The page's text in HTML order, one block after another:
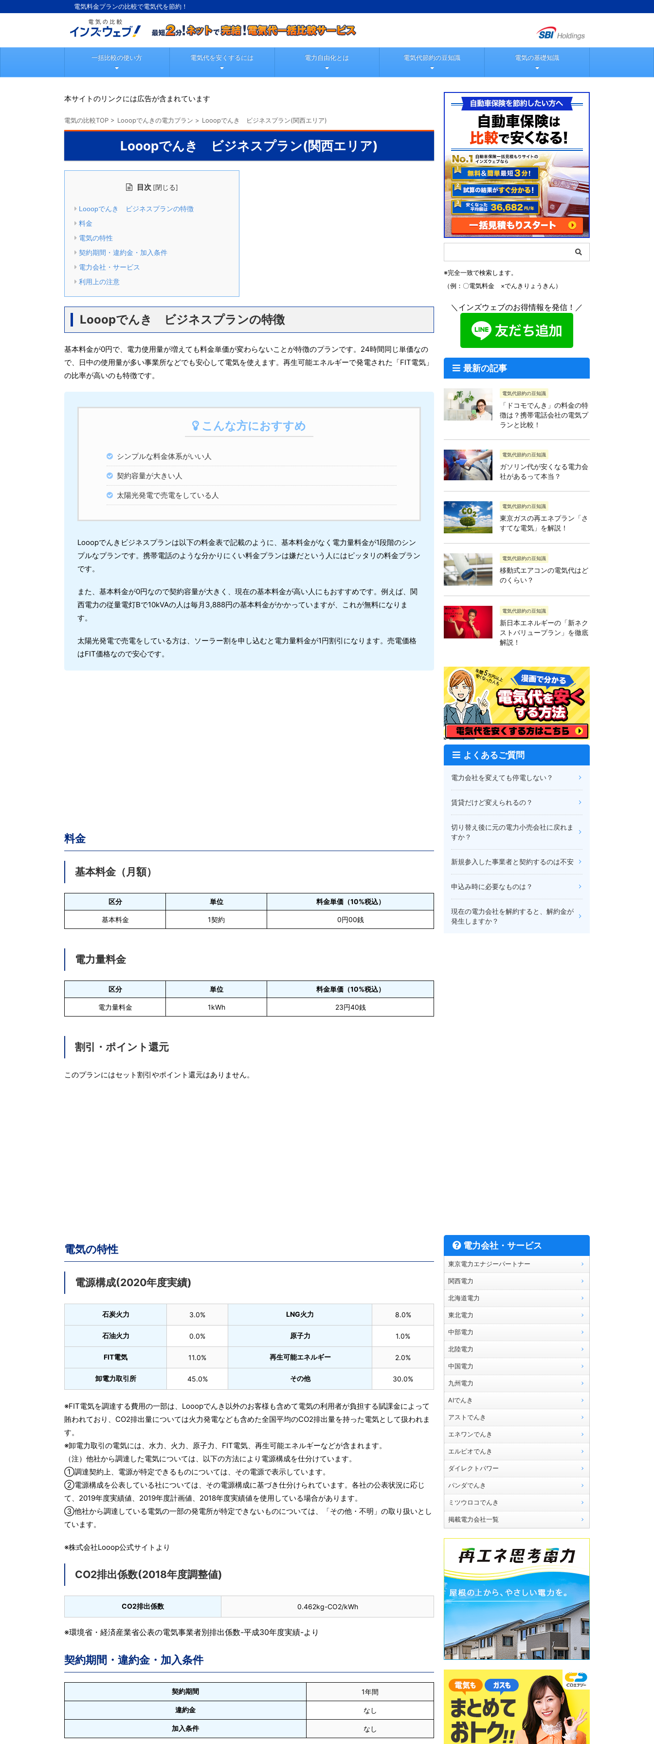
電気料金プランの比較で電気代を節約！
一括比較の使い方 電気代を安くするには 電力自由化とは 電気代節約の豆知識 電気の基礎知識
本サイトのリンクには広告が含まれています
電気の比較TOP > Looopでんきの電力プラン > Looopでんき ビジネスプラン(関西エリア)
Looopでんき ビジネスプラン(関西エリア)
目次 [閉じる]
Looopでんき ビジネスプランの特徴
料金
電気の特性
契約期間・違約金・加入条件
電力会社・サービス
利用上の注意
Looopでんき ビジネスプランの特徴
基本料金が0円で、電力使用量が増えても料金単価が変わらないことが特徴のプランです。24時間同じ単価なの
で、日中の使用量が多い事業所などでも安心して電気を使えます。再生可能エネルギーで発電された「FIT電気」
の比率が高いのも特徴です。
こんな方におすすめ
シンプルな料金体系がいい人
契約容量が大きい人
太陽光発電で売電をしている人
Looopでんきビジネスプランは以下の料金表で記載のように、基本料金がなく電力量料金が1段階のシン
プルなプランです。携帯電話のような分かりにくい料金プランは嫌だという人にはピッタリの料金プラン
です。
また、基本料金が0円なので契約容量が大きく、現在の基本料金が高い人にもおすすめです。例えば、関
西電力の従量電灯Bで10kVAの人は毎月3,888円の基本料金がかかっていますが、これが無料になりま
す。
太陽光発電で売電をしている方は、ソーラー割を申し込むと電力量料金が1円割引になります。売電価格
はFIT価格なので安心です。
料金
基本料金（月額）
区分 単位 料金単価（10%税込）
基本料金 1契約 0円00銭
電力量料金
区分 単位 料金単価（10%税込）
電力量料金 1kWh 23円40銭
割引・ポイント還元
このプランにはセット割引やポイント還元はありません。
電気の特性
電源構成(2020年度実績)
石炭火力 3.0% LNG火力 8.0%
石油火力 0.0% 原子力 1.0%
FIT電気 11.0% 再生可能エネルギー 2.0%
卸電力取引所 45.0% その他 30.0%
※FIT電気を調達する費用の一部は、Looopでんき以外のお客様も含めて電気の利用者が負担する賦課金によって
賄われており、CO2排出量については火力発電なども含めた全国平均のCO2排出量を持った電気として扱われま
す。
※卸電力取引の電気には、水力、火力、原子力、FIT電気、再生可能エネルギーなどが含まれます。
（注）他社から調達した電気については、以下の方法により電源構成を仕分けています。
①調達契約上、電源が特定できるものについては、その電源で表示しています。
②電源構成を公表している社については、その電源構成に基づき仕分けられています。各社の公表状況に応じ
て、2019年度実績値、2019年度計画値、2018年度実績値を使用している場合があります。
③他社から調達している電気の一部の発電所が特定できないものについては、「その他・不明」の取り扱いとし
ています。
※株式会社Looop公式サイトより
CO2排出係数(2018年度調整値)
CO2排出係数 0.462kg-CO2/kWh
※環境省・経済産業省公表の電気事業者別排出係数-平成30年度実績-より
契約期間・違約金・加入条件
契約期間 1年間
違約金 なし
加入条件 なし
※完全一致で検索します。
（例：〇電気料金 ×でんきりょうきん）
＼インズウェブのお得情報を発信！／
最新の記事
電気代節約の豆知識
「ドコモでんき」の料金の特
徴は？携帯電話会社の電気プ
ランと比較！
電気代節約の豆知識
ガソリン代が安くなる電力会
社があるって本当？
電気代節約の豆知識
東京ガスの再エネプラン「さ
すてな電気」を解説！
電気代節約の豆知識
移動式エアコンの電気代はど
のくらい？
電気代節約の豆知識
新日本エネルギーの「新ネク
ストバリュープラン」を徹底
解説！
よくあるご質問
電力会社を変えても停電しない？
賃貸だけど変えられるの？
切り替え後に元の電力小売会社に戻れま
すか？
新規参入した事業者と契約するのは不安
申込み時に必要なものは？
現在の電力会社を解約すると、解約金が
発生しますか？
電力会社・サービス
東京電力エナジーパートナー
関西電力
北海道電力
東北電力
中部電力
北陸電力
中国電力
九州電力
AIでんき
アストでんき
エネワンでんき
エルピオでんき
ダイレクトパワー
パンダでんき
ミツウロコでんき
掲載電力会社一覧